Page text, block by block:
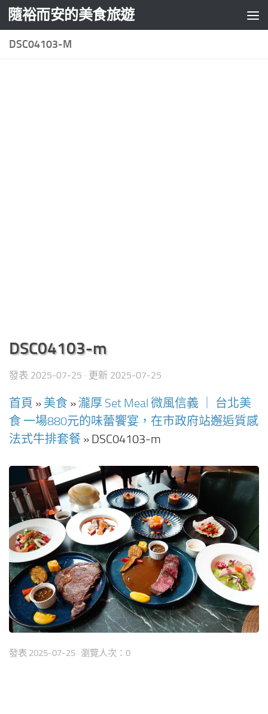
Skip to content
隨裕而安的美食旅遊
DSC04103-M
DSC04103-m
發表 2025-07-25 · 更新 2025-07-25
首頁 » 美食 » 瀧厚 Set Meal 微風信義 ｜ 台北美
食 一場880元的味蕾饗宴，在市政府站邂逅質感
法式牛排套餐 » DSC04103-m
發表 2025-07-25 · 瀏覽人次：0